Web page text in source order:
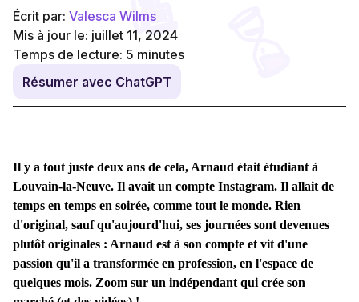
Écrit par: Valesca Wilms
Mis à jour le: juillet 11, 2024
Temps de lecture: 5 minutes
Résumer avec ChatGPT
Il y a tout juste deux ans de cela, Arnaud était étudiant à
Louvain-la-Neuve. Il avait un compte Instagram. Il allait de
temps en temps en soirée, comme tout le monde. Rien
d'original, sauf qu'aujourd'hui, ses journées sont devenues
plutôt originales : Arnaud est à son compte et vit d'une
passion qu'il a transformée en profession, en l'espace de
quelques mois. Zoom sur un indépendant qui crée son